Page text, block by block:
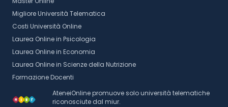
Migliore Università Telematica
Costi Università Online
Laurea Online in Psicologia
Laurea Online in Economia
Laurea Online in Scienze della Nutrizione
Formazione Docenti
AteneiOnline promuove solo università telematiche
riconosciute dal miur.